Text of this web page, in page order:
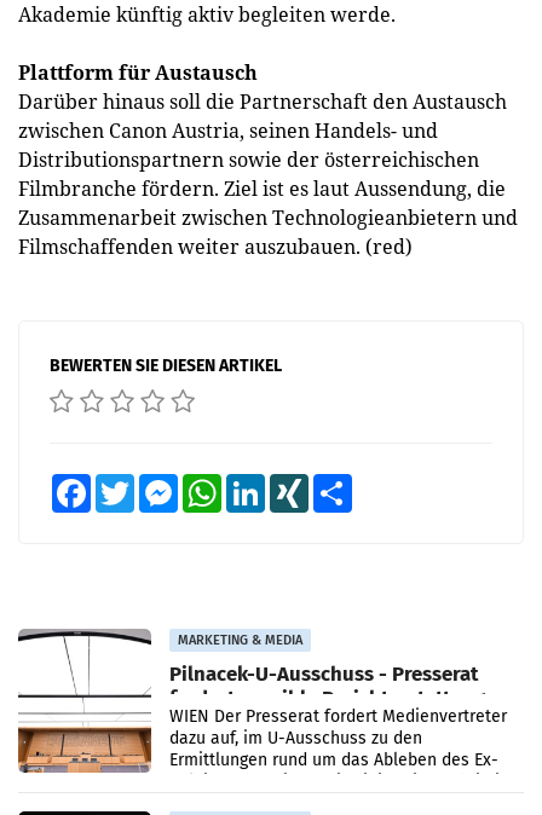
Akademie künftig aktiv begleiten werde.
Plattform für Austausch
Darüber hinaus soll die Partnerschaft den Austausch
zwischen Canon Austria, seinen Handels- und
Distributionspartnern sowie der österreichischen
Filmbranche fördern. Ziel ist es laut Aussendung, die
Zusammenarbeit zwischen Technologieanbietern und
Filmschaffenden weiter auszubauen. (red)
BEWERTEN SIE DIESEN ARTIKEL
FacebookTwitter MessengerWhatsAppLinkedInXING
MARKETING & MEDIA
Pilnacek-U-Ausschuss - Presserat
fordert sensible Berichterstattung
WIEN Der Presserat fordert Medienvertreter
dazu auf, im U-Ausschuss zu den
Ermittlungen rund um das Ableben des Ex-